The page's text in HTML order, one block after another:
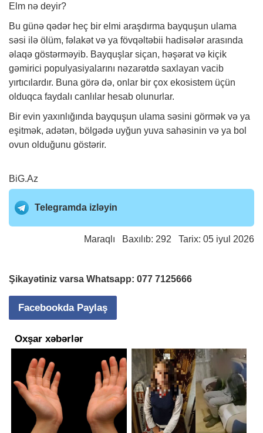
Elm nə deyir?
Bu günə qədər heç bir elmi araşdırma bayquşun ulama
səsi ilə ölüm, fəlakət və ya fövqəltəbii hadisələr arasında
əlaqə göstərməyib. Bayquşlar siçan, həşərat və kiçik
gəmirici populyasiyalarını nəzarətdə saxlayan vacib
yırtıcılardır. Buna görə də, onlar bir çox ekosistem üçün
olduqca faydalı canlılar hesab olunurlar.
Bir evin yaxınlığında bayquşun ulama səsini görmək və ya
eşitmək, adətən, bölgədə uyğun yuva sahəsinin və ya bol
ovun olduğunu göstərir.
BiG.Az
Telegramda izləyin
Maraqlı Baxılıb: 292 Tarix: 05 iyul 2026
Şikayətiniz varsa Whatsapp: 077 7125666
Facebookda Paylaş
Oxşar xəbərlər